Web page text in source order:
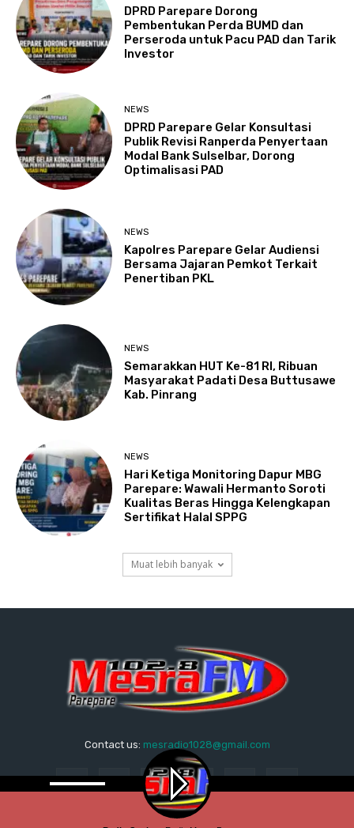
DPRD Parepare Dorong
Pembentukan Perda BUMD dan
Perseroda untuk Pacu PAD dan Tarik
Investor
NEWS
DPRD Parepare Gelar Konsultasi
Publik Revisi Ranperda Penyertaan
Modal Bank Sulselbar, Dorong
Optimalisasi PAD
NEWS
Kapolres Parepare Gelar Audiensi
Bersama Jajaran Pemkot Terkait
Penertiban PKL
NEWS
Semarakkan HUT Ke-81 RI, Ribuan
Masyarakat Padati Desa Buttusawe
Kab. Pinrang
NEWS
Hari Ketiga Monitoring Dapur MBG
Parepare: Wawali Hermanto Soroti
Kualitas Beras Hingga Kelengkapan
Sertifikat Halal SPPG
Muat lebih banyak
Contact us: mesradio1028@gmail.com